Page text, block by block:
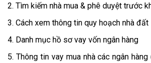
2. Tìm kiếm nhà mua & phê duyệt trước
3. Cách xem thông tin quy hoạch nhà đất
4. Danh mục hồ sơ vay vốn ngân hàng
5. Thông tin vay mua nhà các ngân hàng